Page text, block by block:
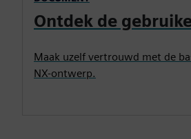
Ontdek de
Maak uzelf vertrouwd met de
NX-ontwerp.